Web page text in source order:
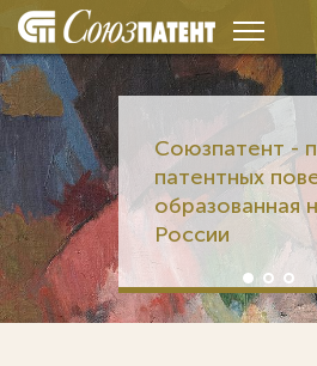
Союзпатент -
патентных
образованная
России